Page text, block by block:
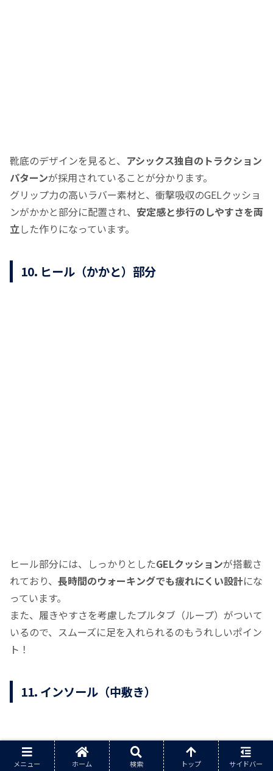
靴底のデザインを見ると、 アシックス独自のトラクション
パターンが採用されていることが分かります。
グリップ力の高いラバー素材と、衝撃吸収のGELクッショ
ンがかかと部分に配置され、 安定感と歩行のしやすさを両
立 した作りになっています。
10. ヒール（かかと）部分
ヒール部分には、しっかりとしたGELクッションが搭載さ
れており、 長時間のウォーキングでも疲れにくい設計にな
っています。
また、履きやすさを考慮したプルタブ（ループ）がついて
いるので、スムーズに足を入れられるのもうれしいポイン
ト！
11. インソール（中敷き）
メニュー ホーム 検索 トップ サイドバー